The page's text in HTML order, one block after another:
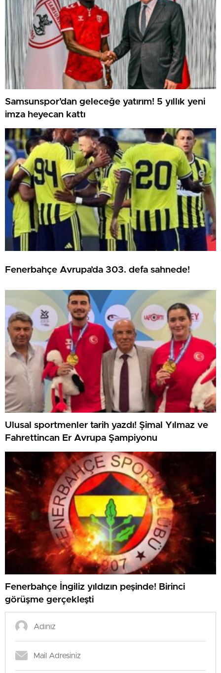
Samsunspor’dan geleceğe yatırım! 5 yıllık yeni
imza heyecan kattı
Fenerbahçe Avrupa’da 303. defa sahnede!
Ulusal sportmenler tarih yazdı! Şimal Yılmaz ve
Fahrettincan Er Avrupa Şampiyonu
Fenerbahçe İngiliz yıldızın peşinde! Birinci
görüşme gerçekleşti